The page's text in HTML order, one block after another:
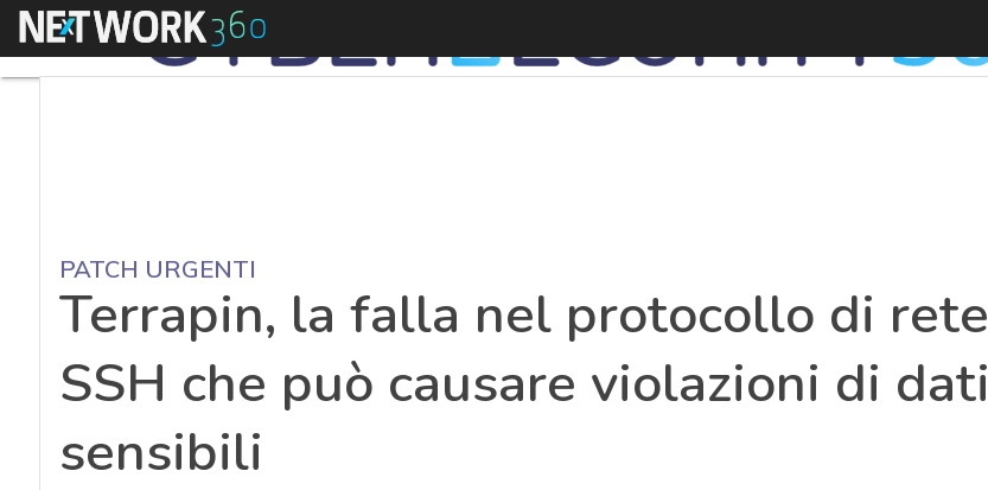
Menu
PATCH URGENTI
Terrapin, la falla nel protocollo di rete
SSH che può causare violazioni di dati
sensibili